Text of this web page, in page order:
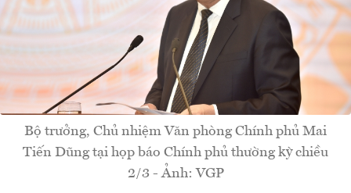
Bộ trưởng, Chủ nhiệm Văn phòng Chính phủ Mai
Tiến Dũng tại họp báo Chính phủ thường kỳ chiều
2/3 - Ảnh: VGP